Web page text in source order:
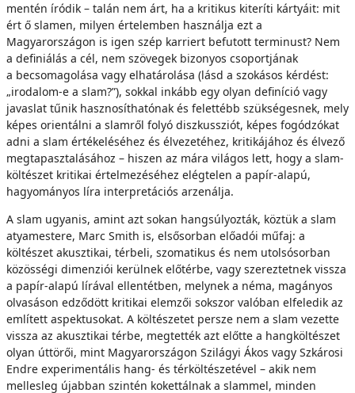
mentén íródik – talán nem árt, ha a kritikus kiteríti kártyáit: mit
ért ő slamen, milyen értelemben használja ezt a
Magyarországon is igen szép karriert befutott terminust? Nem
a definiálás a cél, nem szövegek bizonyos csoportjának
a becsomagolása vagy elhatárolása (lásd a szokásos kérdést:
„irodalom-e a slam?”), sokkal inkább egy olyan definíció vagy
javaslat tűnik hasznosíthatónak és felettébb szükségesnek, mely
képes orientálni a slamről folyó diszkussziót, képes fogódzókat
adni a slam értékeléséhez és élvezetéhez, kritikájához és élvező
megtapasztalásához – hiszen az mára világos lett, hogy a slam-
költészet kritikai értelmezéséhez elégtelen a papír-alapú,
hagyományos líra interpretációs arzenálja.
A slam ugyanis, amint azt sokan hangsúlyozták, köztük a slam
atyamestere, Marc Smith is, elsősorban előadói műfaj: a
költészet akusztikai, térbeli, szomatikus és nem utolsósorban
közösségi dimenziói kerülnek előtérbe, vagy szereztetnek vissza
a papír-alapú lírával ellentétben, melynek a néma, magányos
olvasáson edződött kritikai elemzői sokszor valóban elfeledik az
említett aspektusokat. A költészetet persze nem a slam vezette
vissza az akusztikai térbe, megtették azt előtte a hangköltészet
olyan úttörői, mint Magyarországon Szilágyi Ákos vagy Szkárosi
Endre experimentális hang- és térköltészetével – akik nem
mellesleg újabban szintén kokettálnak a slammel, minden